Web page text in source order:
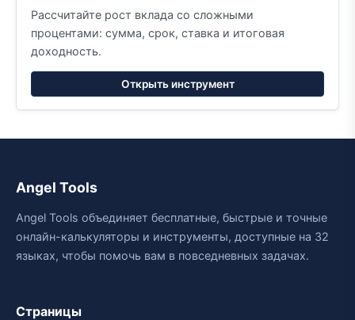
Рассчитайте рост вклада со сложными
процентами: сумма, срок, ставка и итоговая
доходность.
Открыть инструмент
Angel Tools
Angel Tools объединяет бесплатные, быстрые и точные
онлайн-калькуляторы и инструменты, доступные на 32
языках, чтобы помочь вам в повседневных задачах.
Страницы